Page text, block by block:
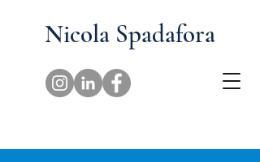
Nicola Spadafora